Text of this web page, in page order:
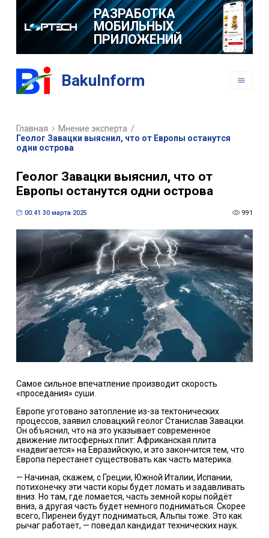
РАЗРАБОТКА
МОБИЛЬНЫХ
ПРИЛОЖЕНИЙ
BakuInform
Главная Мнение эксперта /
Геолог Завацки выяснил, что от Европы останутся
одни острова
Геолог Завацки выяснил, что от
Европы останутся одни острова
00:41 30 марта 2025 991
Самое сильное впечатление производит скорость
«проседания» суши.
Европе уготовано затопление из-за тектонических
процессов, заявил словацкий геолог Станислав Завацки.
Он объяснил, что на это указывает современное
движение литосферных плит: Африканская плита
«надвигается» на Евразийскую, и это закончится тем, что
Европа перестанет существовать как часть материка.
— Начиная, скажем, с Греции, Южной Италии, Испании,
потихонечку эти части коры будет ломать и задавливать
вниз. Но там, где ломается, часть земной коры пойдёт
вниз, а другая часть будет немного подниматься. Скорее
всего, Пиренеи будут подниматься, Альпы тоже. Это как
рычаг работает, — поведал кандидат технических наук.